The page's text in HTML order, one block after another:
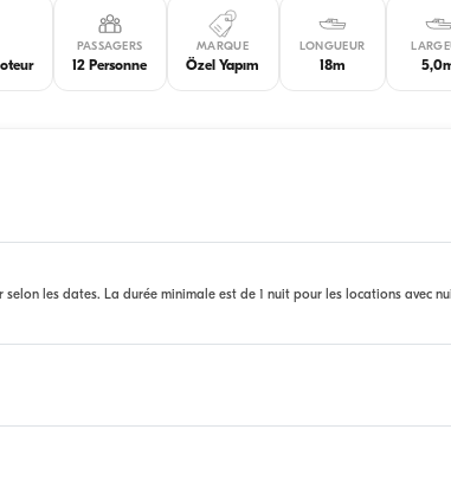
PASSAGERS
12 Personne
MARQUE
Özel Yapım
LONGUEUR
18m
les dates. La durée minimale est de 1 nuit pour les locations avec